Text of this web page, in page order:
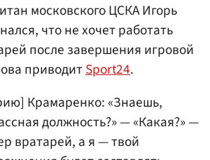
московского ЦСКА Игорь
что не хочет работать
после завершения игровой
приводитSport24.
Крамаренко: «Знаешь,
должность?» — «Какая?» —
вратарей, а я — твой